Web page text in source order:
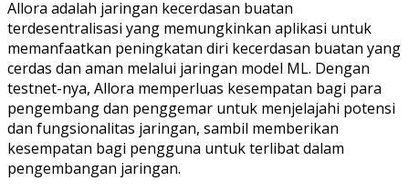
Allora adalah jaringan kecerdasan buatan
terdesentralisasi yang memungkinkan aplikasi untuk
memanfaatkan peningkatan diri kecerdasan buatan yang
cerdas dan aman melalui jaringan model ML. Dengan
testnet-nya, Allora memperluas kesempatan bagi para
pengembang dan penggemar untuk menjelajahi potensi
dan fungsionalitas jaringan, sambil memberikan
kesempatan bagi pengguna untuk terlibat dalam
pengembangan jaringan.